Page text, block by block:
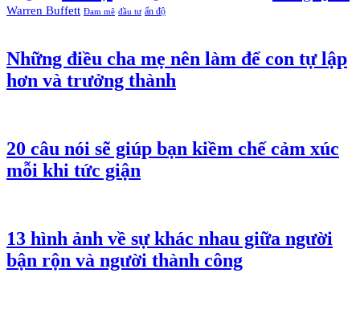
Warren Buffett Đam mê đầu tư ấn độ
Những điều cha mẹ nên làm để con tự lập
hơn và trưởng thành
20 câu nói sẽ giúp bạn kiềm chế cảm xúc
mỗi khi tức giận
13 hình ảnh về sự khác nhau giữa người
bận rộn và người thành công